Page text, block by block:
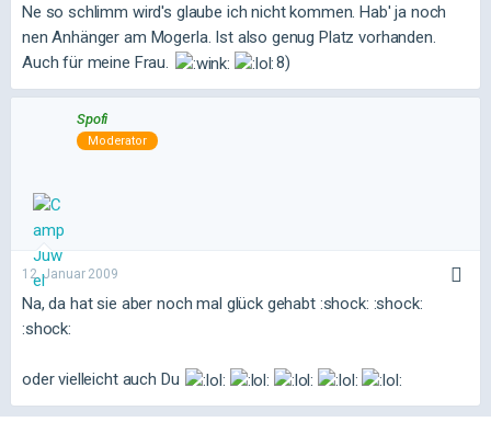
Ne so schlimm wird's glaube ich nicht kommen. Hab' ja noch
nen Anhänger am Mogerla. Ist also genug Platz vorhanden.
Auch für meine Frau.
8)
Spofi
Moderator
12. Januar 2009
Na, da hat sie aber noch mal glück gehabt :shock: :shock:
:shock:
oder vielleicht auch Du